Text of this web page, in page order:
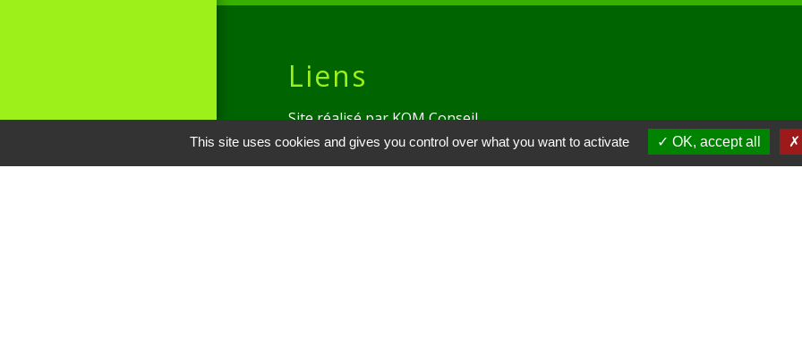
Liens
Site réalisé par KOM Conseil
Oise mobilité
This site uses cookies and gives you control over what you want to activate OK, accept all